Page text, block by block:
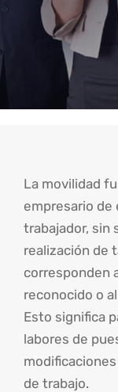
La movilidad
empresario de
trabajador, sin
realización de
corresponden
reconocido o
Esto significa
labores de
de trabajo.